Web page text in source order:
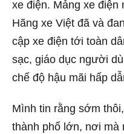
xe điện. Mảng xe điện
Hãng xe Việt đã và
cập xe điện tới toàn
sạc, giáo dục người
chế độ hậu mãi hấp
Mình tin rằng sớm
thành phố lớn, nơi